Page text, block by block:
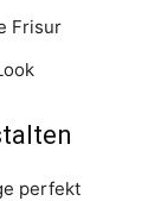
Frisur
perfekt